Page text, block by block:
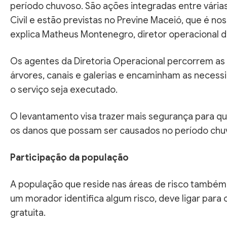
período chuvoso. São ações integradas entre
Civil e estão previstas no Previne Maceió, que é
explica Matheus Montenegro, diretor operacional
Os agentes da Diretoria Operacional percorrem
árvores, canais e galerias e encaminham as
o serviço seja executado.
O levantamento visa trazer mais segurança para
os danos que possam ser causados no período
Participação da população
A população que reside nas áreas de risco
um morador identifica algum risco, deve ligar para
gratuita.